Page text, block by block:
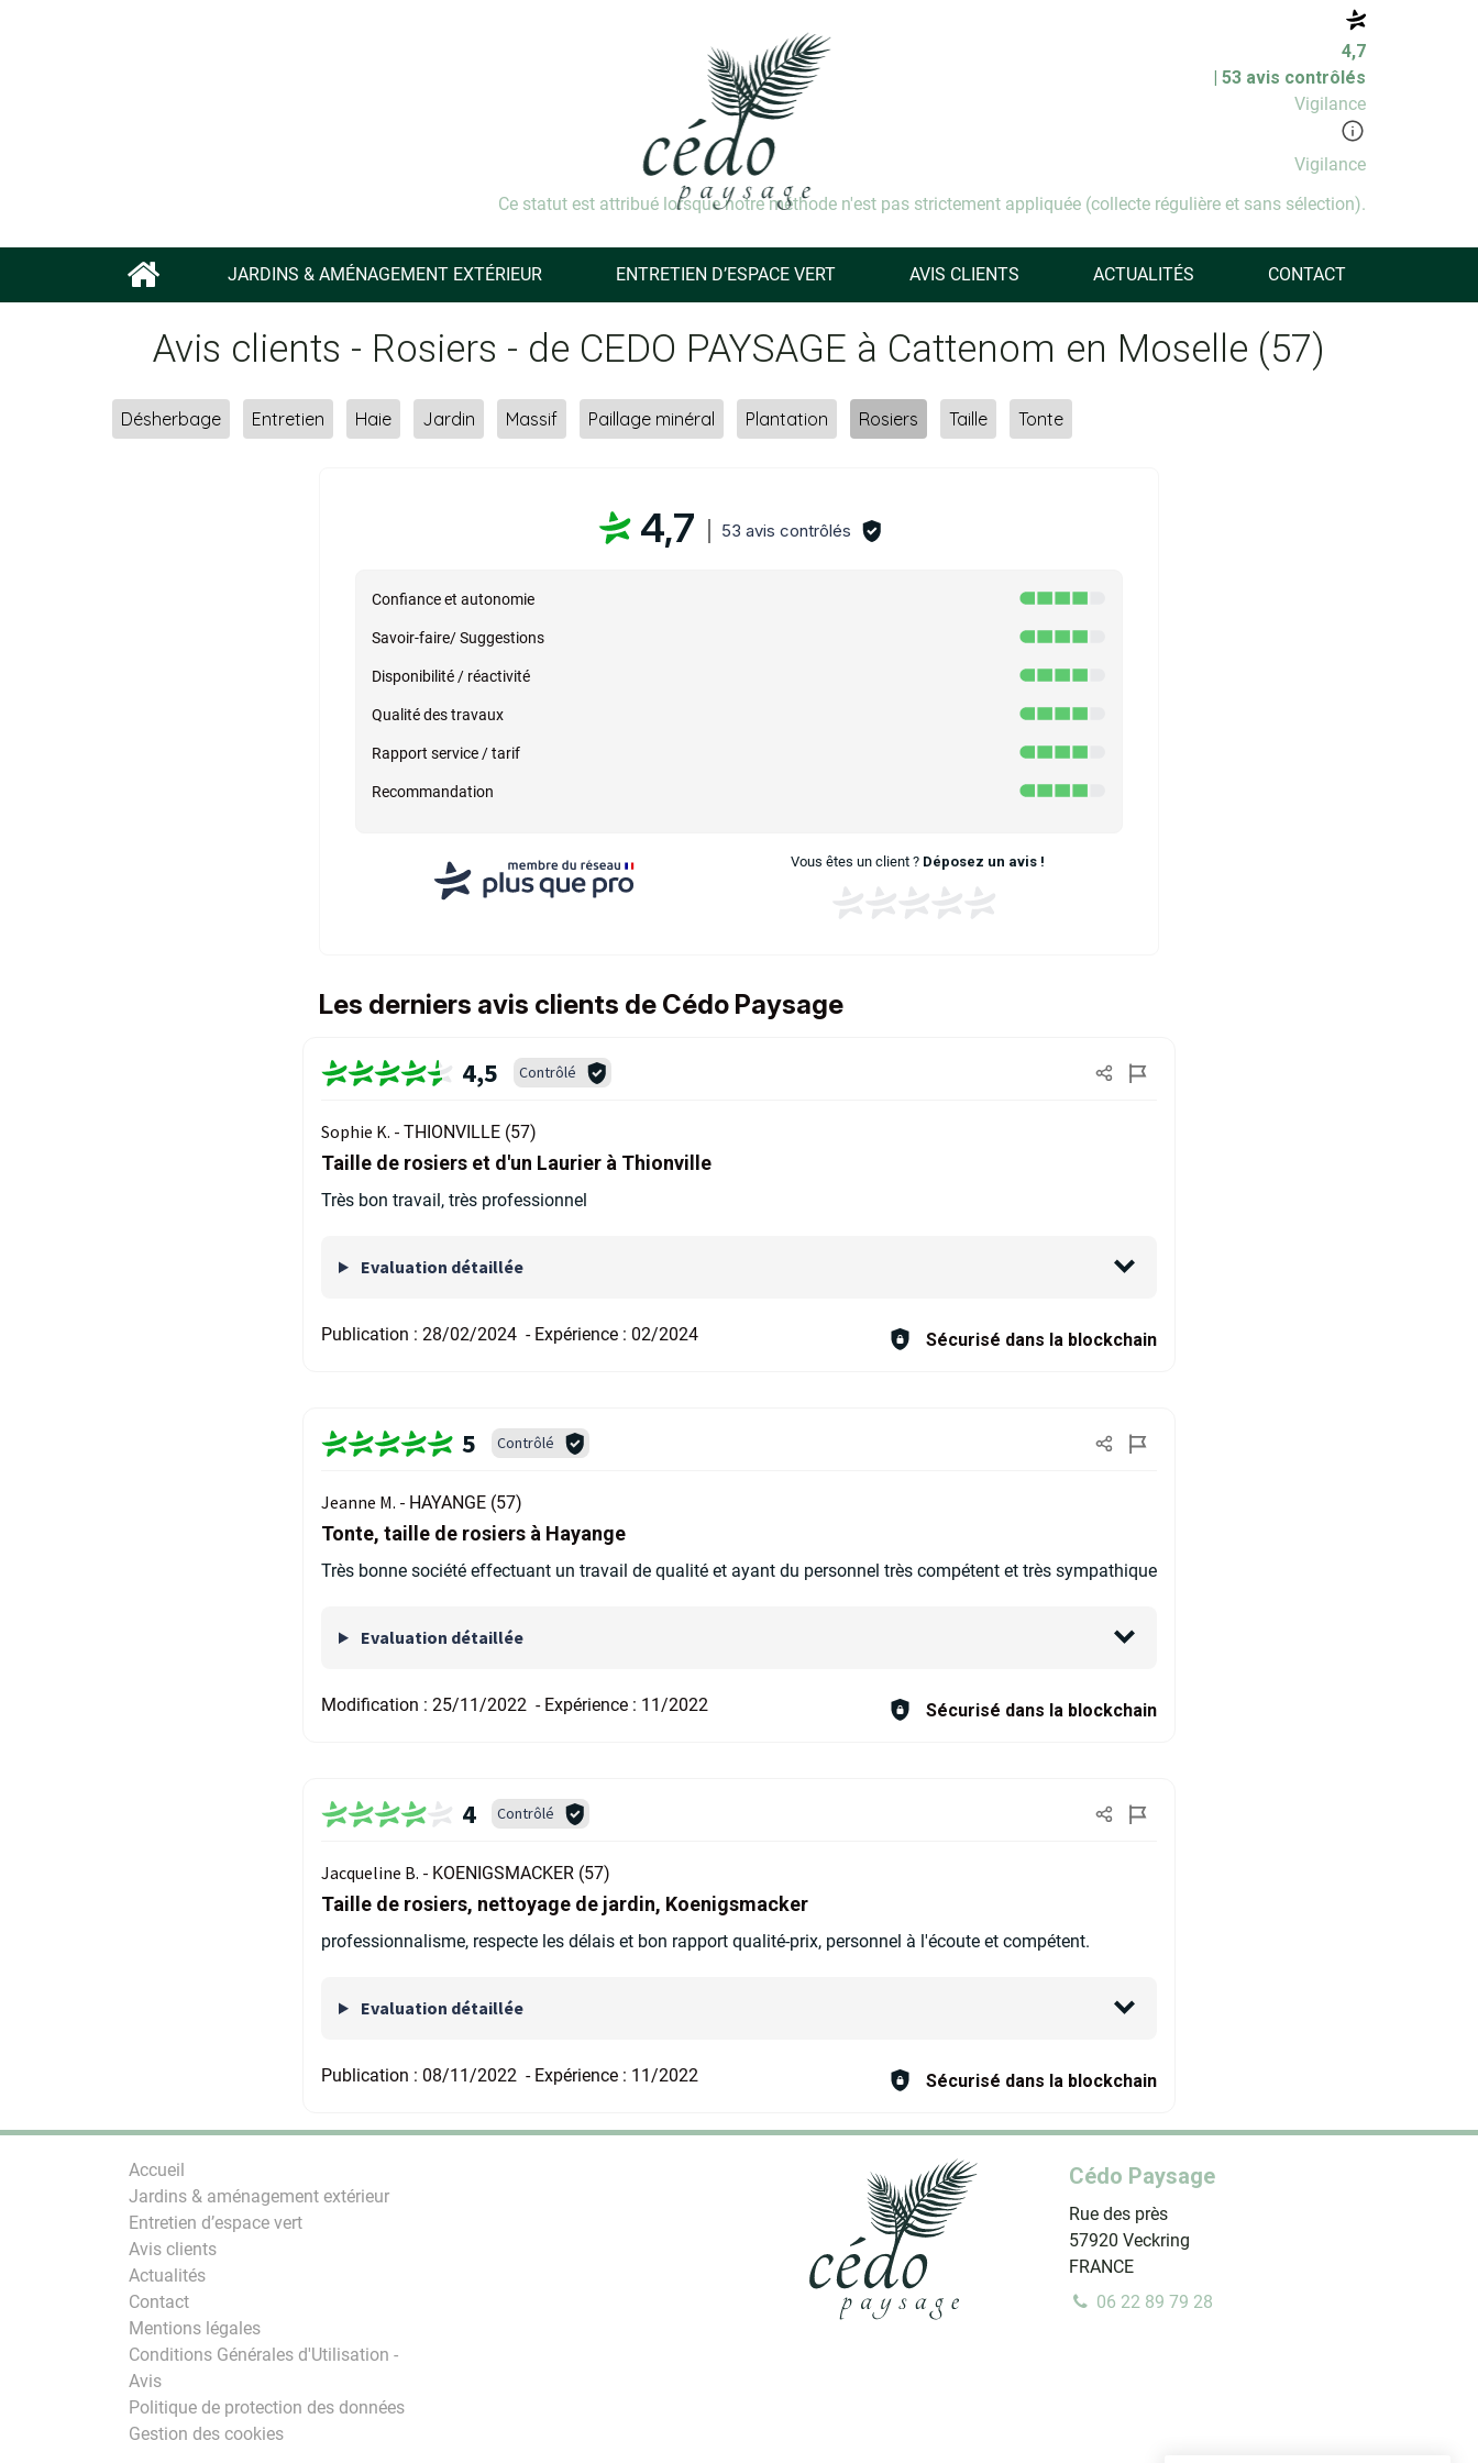
4,7
| 53 avis contrôlés
Vigilance
Vigilance
Ce statut est attribué lorsque notre méthode n'est pas strictement appliquée (collecte régulière et sans sélection).
JARDINS & AMÉNAGEMENT EXTÉRIEUR ENTRETIEN D’ESPACE VERT AVIS CLIENTS ACTUALITÉS CONTACT
Avis clients - Rosiers - de CEDO PAYSAGE à Cattenom en Moselle (57)
Désherbage Entretien Haie Jardin Massif Paillage minéral Plantation Rosiers Taille Tonte
4,7 53 avis contrôlés
Confiance et autonomie
Savoir-faire/ Suggestions
Disponibilité / réactivité
Qualité des travaux
Rapport service / tarif
Recommandation
Vous êtes un client ? Déposez un avis !
Les derniers avis clients de Cédo Paysage
4,5 Contrôlé
Sophie K. - THIONVILLE (57)
Taille de rosiers et d'un Laurier à Thionville
Très bon travail, très professionnel
Evaluation détaillée
Publication : 28/02/2024 - Expérience : 02/2024 Sécurisé dans la blockchain
5 Contrôlé
Jeanne M. - HAYANGE (57)
Tonte, taille de rosiers à Hayange
Très bonne société effectuant un travail de qualité et ayant du personnel très compétent et très sympathique
Evaluation détaillée
Modification : 25/11/2022 - Expérience : 11/2022 Sécurisé dans la blockchain
4 Contrôlé
Jacqueline B. - KOENIGSMACKER (57)
Taille de rosiers, nettoyage de jardin, Koenigsmacker
professionnalisme, respecte les délais et bon rapport qualité-prix, personnel à l'écoute et compétent.
Evaluation détaillée
Publication : 08/11/2022 - Expérience : 11/2022 Sécurisé dans la blockchain
Accueil
Jardins & aménagement extérieur
Entretien d’espace vert
Avis clients
Actualités
Contact
Mentions légales
Conditions Générales d'Utilisation -
Avis
Politique de protection des données
Gestion des cookies
Cédo Paysage
Rue des près
57920 Veckring
FRANCE
06 22 89 79 28